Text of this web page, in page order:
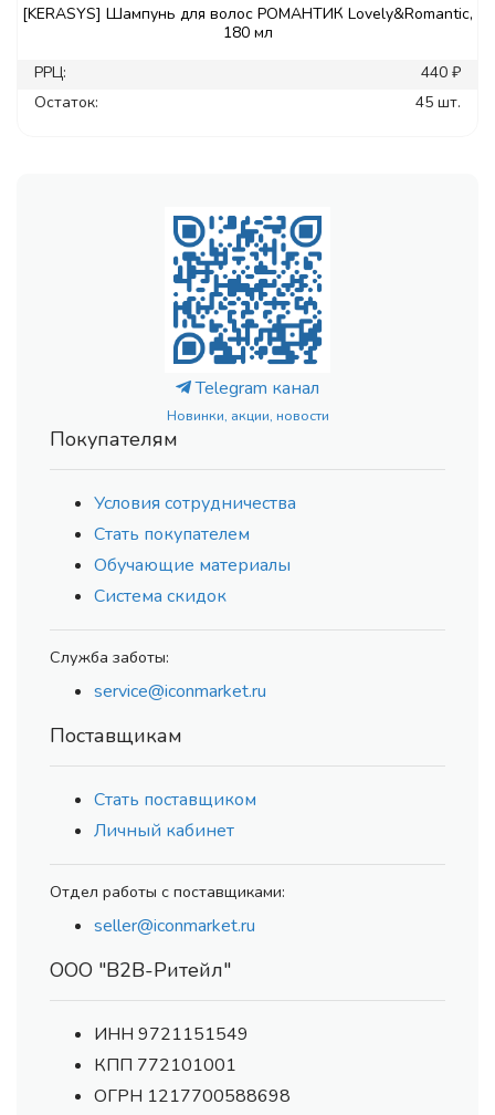
[KERASYS] Шампунь для волос РОМАНТИК Lovely&Romantic,
180 мл
РРЦ:
440 ₽
Остаток:
45 шт.
Telegram канал
Новинки, акции, новости
Покупателям
Условия сотрудничества
Стать покупателем
Обучающие материалы
Система скидок
Служба заботы:
service@iconmarket.ru
Поставщикам
Стать поставщиком
Личный кабинет
Отдел работы с поставщиками:
seller@iconmarket.ru
ООО "В2В-Ритейл"
ИНН 9721151549
КПП 772101001
ОГРН 1217700588698